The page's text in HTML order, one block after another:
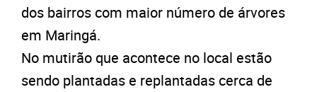
dos bairros com maior número de árvores
em Maringá.
No mutirão que acontece no local estão
sendo plantadas e replantadas cerca de